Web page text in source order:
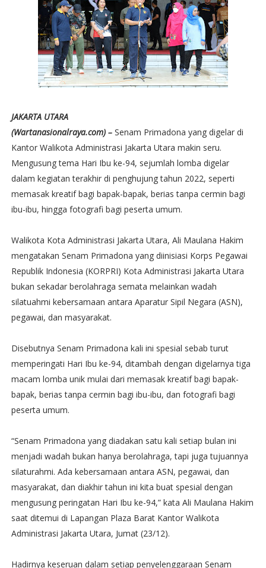
JAKARTA UTARA
(Wartanasionalraya.com) – Senam Primadona yang digelar di
Kantor Walikota Administrasi Jakarta Utara makin seru.
Mengusung tema Hari Ibu ke-94, sejumlah lomba digelar
dalam kegiatan terakhir di penghujung tahun 2022, seperti
memasak kreatif bagi bapak-bapak, berias tanpa cermin bagi
ibu-ibu, hingga fotografi bagi peserta umum.
Walikota Kota Administrasi Jakarta Utara, Ali Maulana Hakim
mengatakan Senam Primadona yang diinisiasi Korps Pegawai
Republik Indonesia (KORPRI) Kota Administrasi Jakarta Utara
bukan sekadar berolahraga semata melainkan wadah
silatuahmi kebersamaan antara Aparatur Sipil Negara (ASN),
pegawai, dan masyarakat.
Disebutnya Senam Primadona kali ini spesial sebab turut
memperingati Hari Ibu ke-94, ditambah dengan digelarnya tiga
macam lomba unik mulai dari memasak kreatif bagi bapak-
bapak, berias tanpa cermin bagi ibu-ibu, dan fotografi bagi
peserta umum.
“Senam Primadona yang diadakan satu kali setiap bulan ini
menjadi wadah bukan hanya berolahraga, tapi juga tujuannya
silaturahmi. Ada kebersamaan antara ASN, pegawai, dan
masyarakat, dan diakhir tahun ini kita buat spesial dengan
mengusung peringatan Hari Ibu ke-94,” kata Ali Maulana Hakim
saat ditemui di Lapangan Plaza Barat Kantor Walikota
Administrasi Jakarta Utara, Jumat (23/12).
Hadirnya keseruan dalam setiap penyelenggaraan Senam